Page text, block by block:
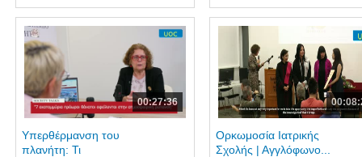
00:27:36
Υπερθέρμανση του
πλανήτη: Τι
Ορκωμοσία Ιατρικής
Σχολής | Αγγλόφωνο...